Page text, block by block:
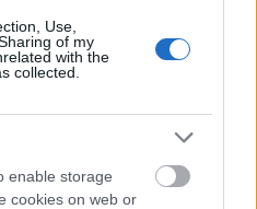
Use,
of my
with the
collected.
enable storage
cookies on web or
tudják, hogy a
férje volt. Az
tartották.
pornósztárja van,
felvételt készített
Amerikában született.